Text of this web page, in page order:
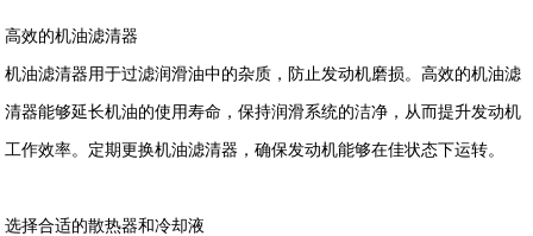
高效的机油滤清器
机油滤清器用于过滤润滑油中的杂质，防止发动机磨损。高效的机油滤
清器能够延长机油的使用寿命，保持润滑系统的洁净，从而提升发动机
工作效率。定期更换机油滤清器，确保发动机能够在佳状态下运转。
选择合适的散热器和冷却液